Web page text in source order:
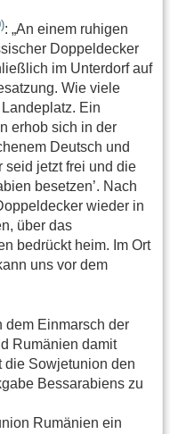
: „An einem ruhigen
Doppeldecker
im Unterdorf auf
Wie viele
Ein
erhob sich in der
Deutsch und
seid jetzt frei und die
besetzen’. Nach
wieder in
über das
bedrückt heim. Im Ort
uns vor dem
dem Einmarsch der
Rumänien damit
die Sowjetunion den
Bessarabiens zu
Rumänien ein